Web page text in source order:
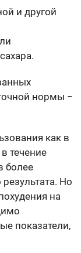
и другой
нормы −
как в
течение
более
Но
на
показатели,